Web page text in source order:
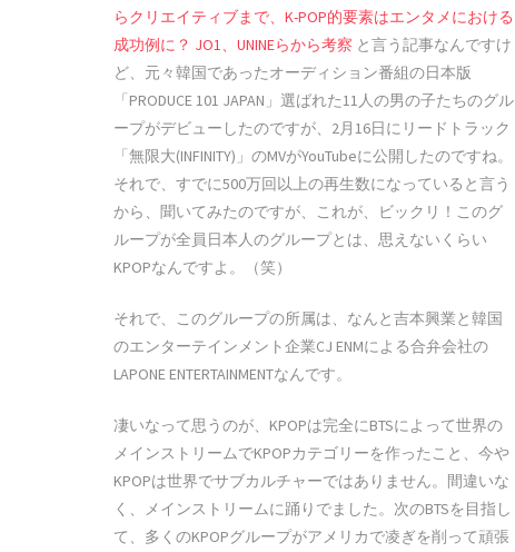
らクリエイティブまで、K-POP的要素はエンタメにおける
成功例に？ JO1、UNINEらから考察 と言う記事なんですけ
ど、元々韓国であったオーディション番組の日本版
「PRODUCE 101 JAPAN」選ばれた11人の男の子たちのグル
ープがデビューしたのですが、2月16日にリードトラック
「無限大(INFINITY)」のMVがYouTubeに公開したのですね。
それで、すでに500万回以上の再生数になっていると言う
から、聞いてみたのですが、これが、ビックリ！このグ
ループが全員日本人のグループとは、思えないくらい
KPOPなんですよ。（笑）
それで、このグループの所属は、なんと吉本興業と韓国
のエンターテインメント企業CJ ENMによる合弁会社の
LAPONE ENTERTAINMENTなんです。
凄いなって思うのが、KPOPは完全にBTSによって世界の
メインストリームでKPOPカテゴリーを作ったこと、今や
KPOPは世界でサブカルチャーではありません。間違いな
く、メインストリームに踊りでました。次のBTSを目指し
て、多くのKPOPグループがアメリカで凌ぎを削って頑張